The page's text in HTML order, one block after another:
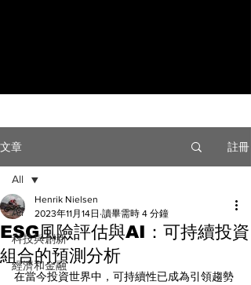
文章 註冊
All
科技與創新
經濟和金融
All
ESG風險評估與AI：可持續投資
組合的預測分析
Henrik Nielsen
2023年11月14日 讀畢需時 4 分鐘
在當今投資世界中，可持續性已成為引領趨勢